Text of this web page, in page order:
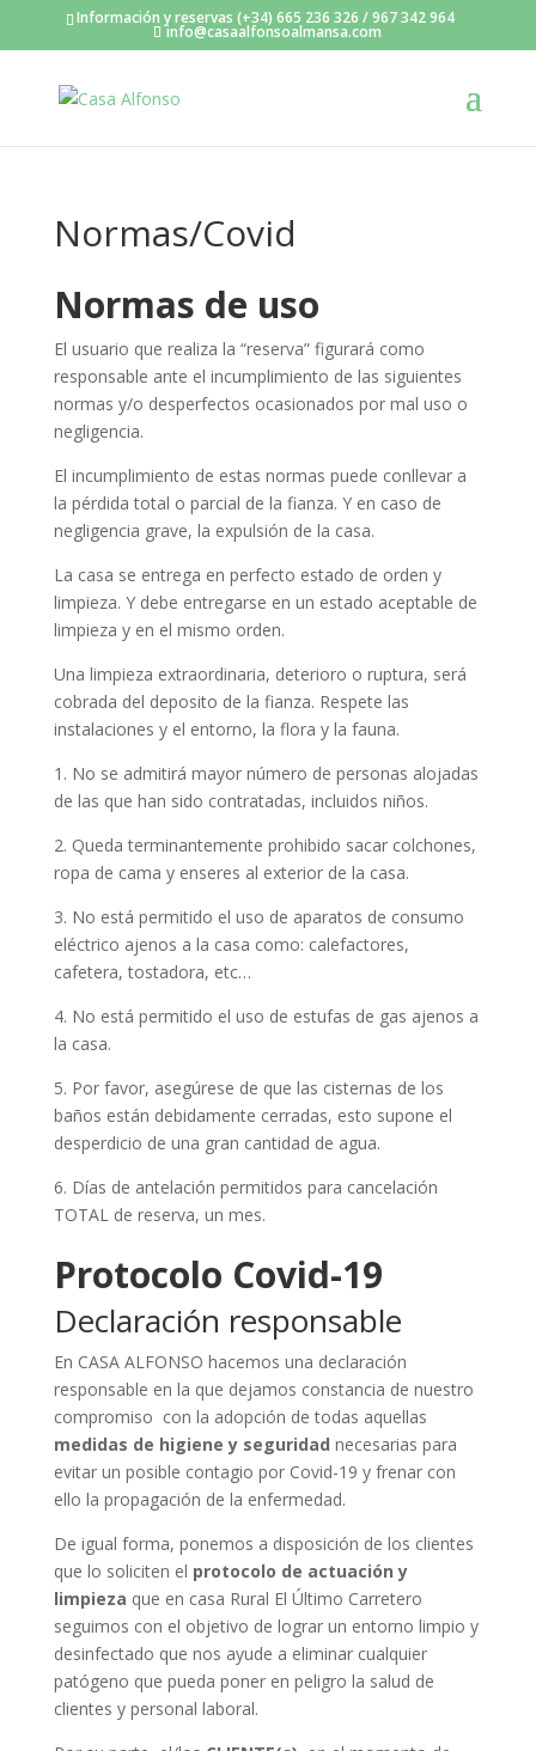
Información y reservas (+34) 665 236 326 / 967 342 964
info@casaalfonsoalmansa.com
Normas/Covid
Normas de uso
El usuario que realiza la “reserva” figurará como
responsable ante el incumplimiento de las siguientes
normas y/o desperfectos ocasionados por mal uso o
negligencia.
El incumplimiento de estas normas puede conllevar a
la pérdida total o parcial de la fianza. Y en caso de
negligencia grave, la expulsión de la casa.
La casa se entrega en perfecto estado de orden y
limpieza. Y debe entregarse en un estado aceptable de
limpieza y en el mismo orden.
Una limpieza extraordinaria, deterioro o ruptura, será
cobrada del deposito de la fianza. Respete las
instalaciones y el entorno, la flora y la fauna.
1. No se admitirá mayor número de personas alojadas
de las que han sido contratadas, incluidos niños.
2. Queda terminantemente prohibido sacar colchones,
ropa de cama y enseres al exterior de la casa.
3. No está permitido el uso de aparatos de consumo
eléctrico ajenos a la casa como: calefactores,
cafetera, tostadora, etc…
4. No está permitido el uso de estufas de gas ajenos a
la casa.
5. Por favor, asegúrese de que las cisternas de los
baños están debidamente cerradas, esto supone el
desperdicio de una gran cantidad de agua.
6. Días de antelación permitidos para cancelación
TOTAL de reserva, un mes.
Protocolo Covid-19
Declaración responsable
En CASA ALFONSO hacemos una declaración
responsable en la que dejamos constancia de nuestro
compromiso con la adopción de todas aquellas
medidas de higiene y seguridad necesarias para
evitar un posible contagio por Covid-19 y frenar con
ello la propagación de la enfermedad.
De igual forma, ponemos a disposición de los clientes
que lo soliciten el protocolo de actuación y
limpieza que en casa Rural El Último Carretero
seguimos con el objetivo de lograr un entorno limpio y
desinfectado que nos ayude a eliminar cualquier
patógeno que pueda poner en peligro la salud de
clientes y personal laboral.